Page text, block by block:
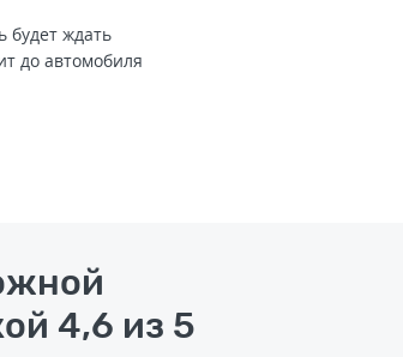
будет ждать
до автомобиля
4,6 из 5